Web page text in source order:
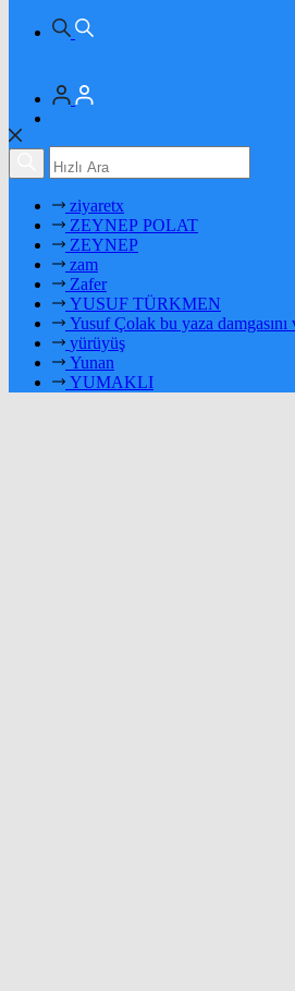
ziyaretx
ZEYNEP POLAT
ZEYNEP
zam
Zafer
YUSUF TÜRKMEN
Yusuf Çolak bu yaza damgasını
yürüyüş
Yunan
YUMAKLI